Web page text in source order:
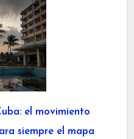
el movimiento
siempre el mapa